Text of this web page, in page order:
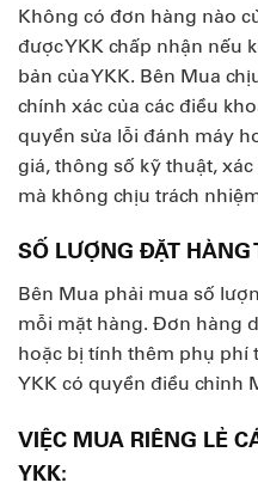
Không có đơn hàng nào
được YKK chấp nhận nếu
bản của YKK. Bên Mua
chính xác của các điều
quyền sửa lỗi đánh máy
giá, thông số kỹ thuật,
mà không chịu trách
SỐ LƯỢNG ĐẶT HÀNG
Bên Mua phải mua số
mỗi mặt hàng. Đơn hàng
hoặc bị tính thêm phụ phí
YKK có quyền điều chỉnh
VIỆC MUA RIÊNG LẺ
YKK: